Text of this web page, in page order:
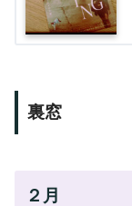
裏窓
２月